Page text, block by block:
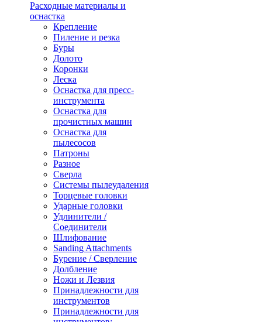
Расходные материалы и
оснастка
Крепление
Пиление и резка
Буры
Долото
Коронки
Леска
Оснастка для пресс-
инструмента
Оснастка для
прочистных машин
Оснастка для
пылесосов
Патроны
Разное
Сверла
Системы пылеудаления
Торцевые головки
Ударные головки
Удлинители /
Соединители
Шлифование
Sanding Attachments
Бурение / Сверление
Долбление
Ножи и Лезвия
Принадлежности для
инструментов
Принадлежности для